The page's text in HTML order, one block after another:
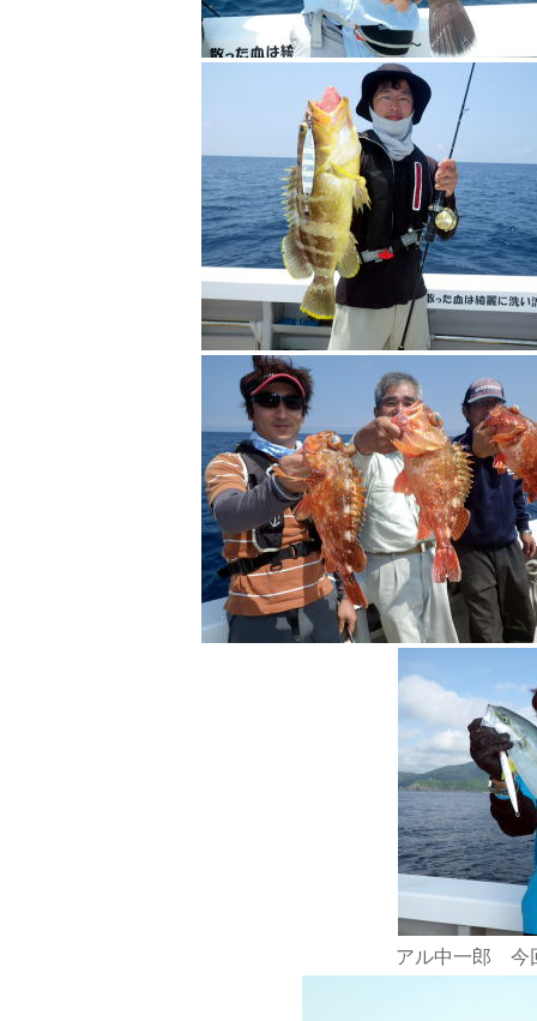
アル中一郎 今